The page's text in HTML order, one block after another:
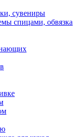
сувениры
спицами, обвязка